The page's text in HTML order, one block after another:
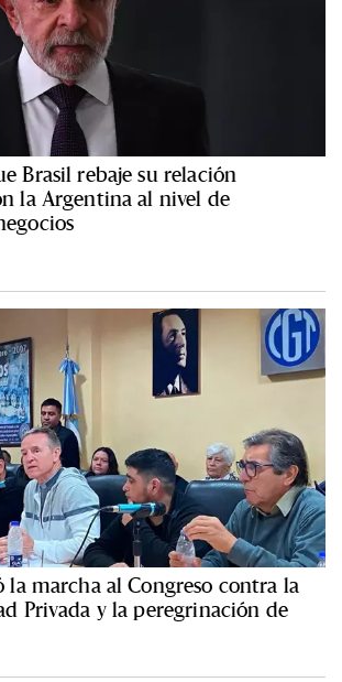
Brasil rebaje su relación
la Argentina al nivel de
la marcha al Congreso contra la
Privada y la peregrinación de